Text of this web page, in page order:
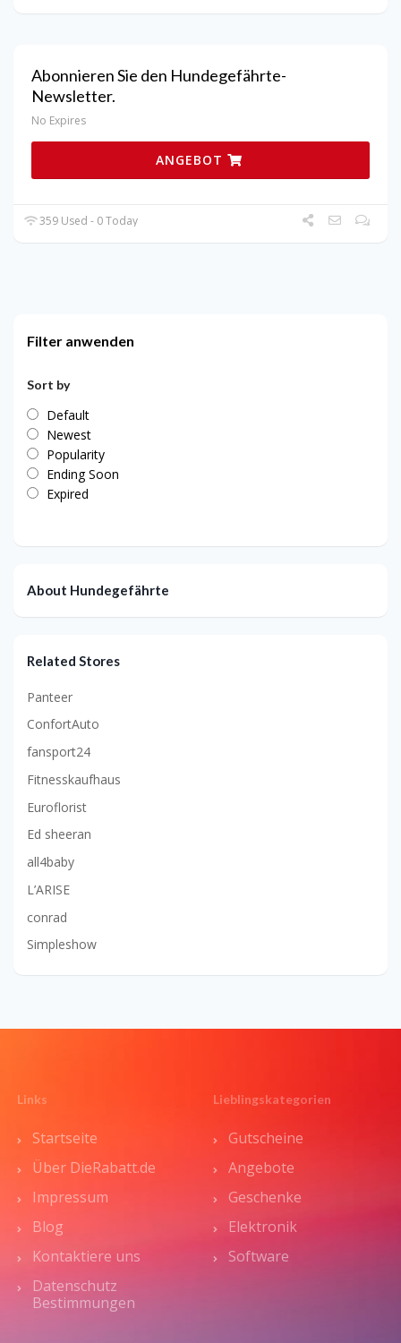
Abonnieren Sie den Hundegefährte-
Newsletter.
No Expires
ANGEBOT
359 Used - 0 Today
Filter anwenden
Sort by
Default
Newest
Popularity
Ending Soon
Expired
About Hundegefährte
Related Stores
Panteer
ConfortAuto
fansport24
Fitnesskaufhaus
Euroflorist
Ed sheeran
all4baby
L’ARISE
conrad
Simpleshow
Links
Startseite
Über DieRabatt.de
Impressum
Blog
Kontaktiere uns
Datenschutz
Bestimmungen
Lieblingskategorien
Gutscheine
Angebote
Geschenke
Elektronik
Software